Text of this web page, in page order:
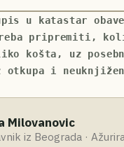
u katastar
pripremiti,
košta, uz
otkupa i
Milovanovic
iz Beograda ·